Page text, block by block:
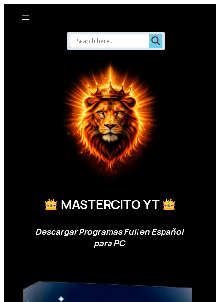
MASTERCITO YT
Descargar Programas Full en Español
para PC